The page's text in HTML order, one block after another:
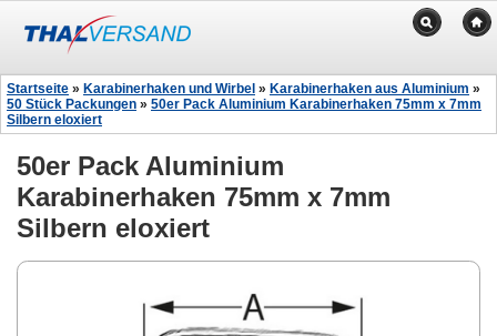
Startseite » Karabinerhaken und Wirbel » Karabinerhaken aus Aluminium »
50 Stück Packungen » 50er Pack Aluminium Karabinerhaken 75mm x 7mm
Silbern eloxiert
50er Pack Aluminium
Karabinerhaken 75mm x 7mm
Silbern eloxiert